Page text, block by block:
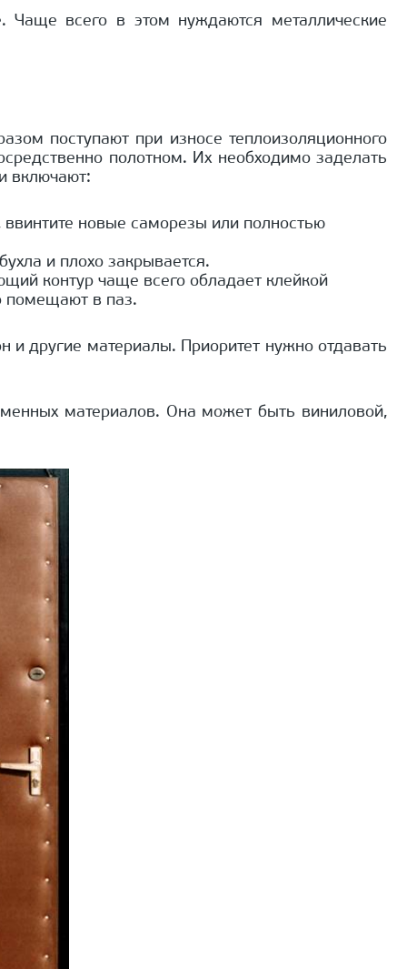
Чаще всего в этом нуждаются металлические
поступают при износе теплоизоляционного
полотном. Их необходимо заделать
включают:
ввинтите новые саморезы или полностью
и плохо закрывается.
контур чаще всего обладает клейкой
помещают в паз.
и другие материалы. Приоритет нужно отдавать
материалов. Она может быть виниловой,